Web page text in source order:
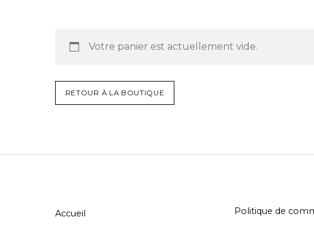
Votre panier est actuellement vide.
RETOUR À LA BOUTIQUE
Accueil Politique de